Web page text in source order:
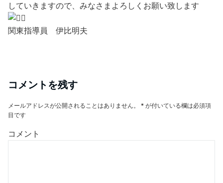
していきますので、みなさまよろしくお願い致します
関東指導員 伊比明夫
コメントを残す
メールアドレスが公開されることはありません。 * が付いている欄は必須項
目です
コメント